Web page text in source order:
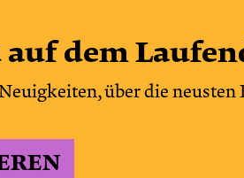
dem
über die neusten